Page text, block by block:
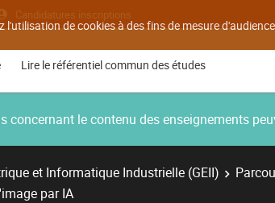
de cookies à des fins de mesure
Candidatures inscriptions
Lire le référentiel commun des études
le contenu des enseignements
et Informatique Industrielle (GEII)
par IA